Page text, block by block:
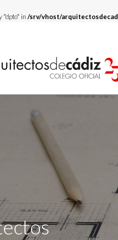
"dpto" in /srv/vhost/